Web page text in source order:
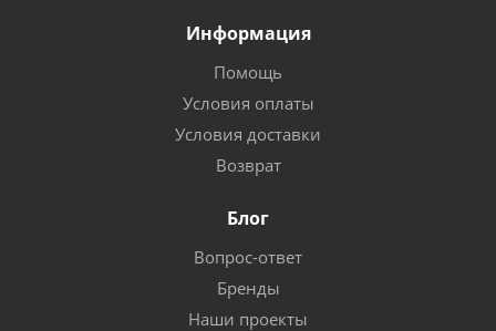
Информация
Помощь
Условия оплаты
Условия доставки
Возврат
Блог
Вопрос-ответ
Бренды
Наши проекты